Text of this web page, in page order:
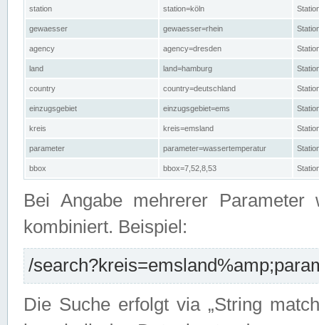
station station=köln
gewaesser gewaesser=rhein
agency agency=dresden
land land=hamburg
country country=deutschland
einzugsgebiet einzugsgebiet=ems
kreis kreis=emsland
parameter parameter=wassertemperatur
bbox bbox=7,52,8,53
Bei Angabe mehrerer Parameter
kombiniert. Beispiel:
/
Die Suche erfolgt via „String